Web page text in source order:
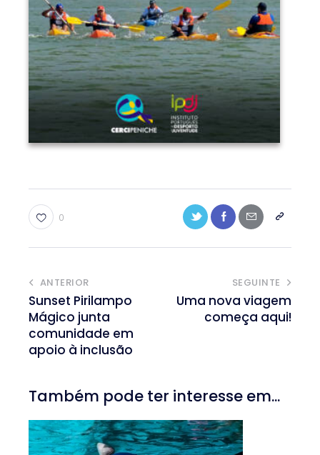
0
ANTERIOR
Sunset Pirilampo
Mágico junta
comunidade em
apoio à inclusão
SEGUINTE
Uma nova viagem
começa aqui!
Também pode ter interesse em...